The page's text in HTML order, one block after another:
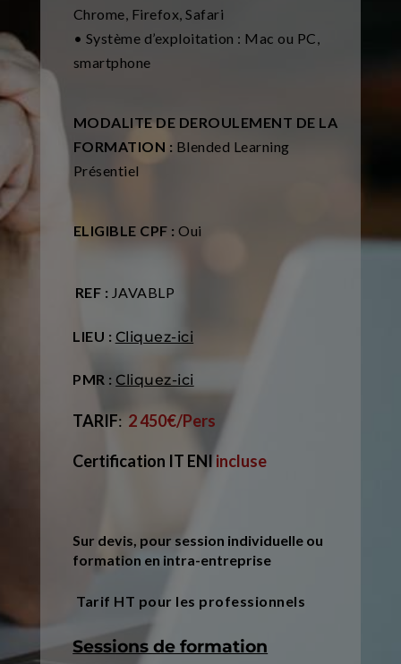
Chrome, Firefox, Safari
• Système d’exploitation : Mac ou PC,
smartphone
MODALITE DE DEROULEMENT DE LA
FORMATION : Blended Learning
Présentiel
ELIGIBLE CPF :Oui
REF : JAVABLP
LIEU : Cliquez-ici
PMR : Cliquez-ici
TARIF: 2 450€/Pers
Certification IT ENI incluse
Sur devis, pour session individuelle ou
formation en intra-entreprise
Tarif HT pour les professionnels
Sessions de formation